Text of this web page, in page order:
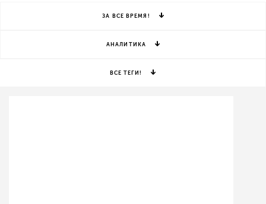
ЗА ВСЕ ВРЕМЯ!
АНАЛИТИКА
ВСЕ ТЕГИ!